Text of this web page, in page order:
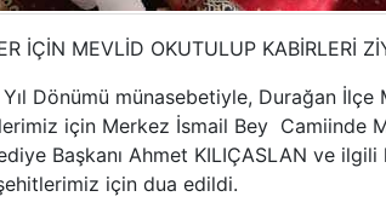
İÇİN MEVLİD OKUTULUP KABİRLERİ
Dönümü münasebetiyle, Durağan
için Merkez İsmail Bey Camiinde
Başkanı Ahmet KILIÇASLAN ve
için dua edildi.